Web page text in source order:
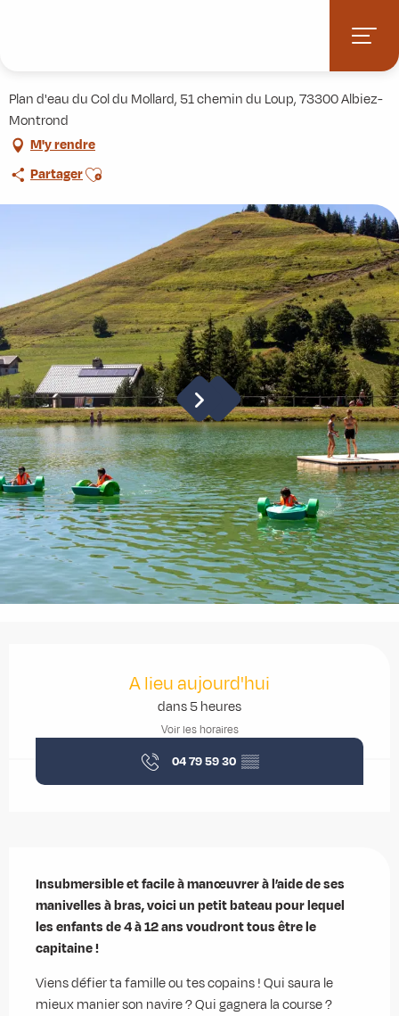
Plan d'eau du Col du Mollard, 51 chemin du Loup, 73300 Albiez-
Montrond
M'y rendre
PartagerAjouter aux favoris
A lieu aujourd'hui
dans 5 heures
Voir les horaires
04 79 59 30 ▒▒
Insubmersible et facile à manœuvrer à l’aide de ses
manivelles à bras, voici un petit bateau pour lequel
les enfants de 4 à 12 ans voudront tous être le
capitaine !
Viens défier ta famille ou tes copains ! Qui saura le
mieux manier son navire ? Qui gagnera la course ?